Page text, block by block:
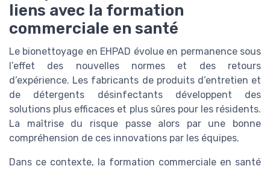
liens avec la formation
commerciale en santé
Le bionettoyage en EHPAD évolue en permanence sous
l’effet des nouvelles normes et des retours
d’expérience. Les fabricants de produits d’entretien et
de détergents désinfectants développent des
solutions plus efficaces et plus sûres pour les résidents.
La maîtrise du risque passe alors par une bonne
compréhension de ces innovations par les équipes.
Dans ce contexte, la formation commerciale en santé